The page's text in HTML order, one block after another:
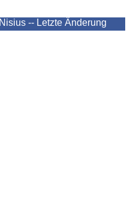
-- Letzte Änderung